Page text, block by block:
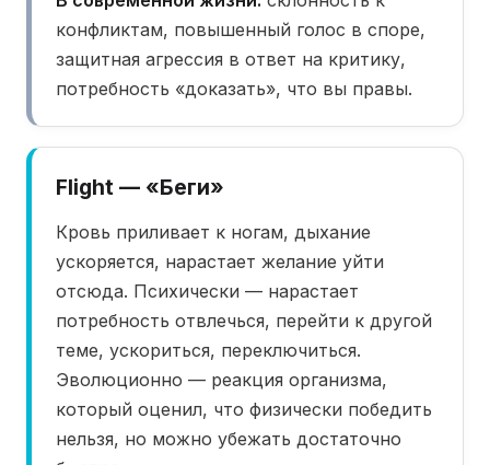
конфликтам, повышенный голос в споре,
защитная агрессия в ответ на критику,
потребность «доказать», что вы правы.
Flight — «Беги»
Кровь приливает к ногам, дыхание
ускоряется, нарастает желание уйти
отсюда. Психически — нарастает
потребность отвлечься, перейти к другой
теме, ускориться, переключиться.
Эволюционно — реакция организма,
который оценил, что физически победить
нельзя, но можно убежать достаточно